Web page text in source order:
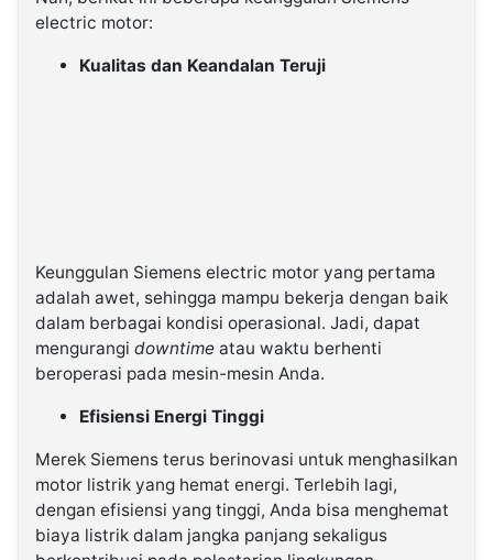
electric motor:
Kualitas dan Keandalan Teruji
Keunggulan Siemens electric motor yang pertama
adalah awet, sehingga mampu bekerja dengan baik
dalam berbagai kondisi operasional. Jadi, dapat
mengurangi downtime atau waktu berhenti
beroperasi pada mesin-mesin Anda.
Efisiensi Energi Tinggi
Merek Siemens terus berinovasi untuk menghasilkan
motor listrik yang hemat energi. Terlebih lagi,
dengan efisiensi yang tinggi, Anda bisa menghemat
biaya listrik dalam jangka panjang sekaligus